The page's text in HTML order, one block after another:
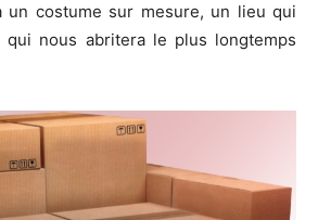
un costume sur mesure, un lieu qui
qui nous abritera le plus longtemps